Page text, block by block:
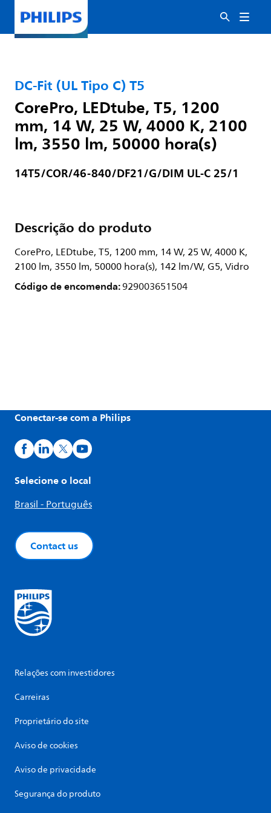
DC-Fit (UL Tipo C) T5
CorePro, LEDtube, T5, 1200
mm, 14 W, 25 W, 4000 K, 2100
lm, 3550 lm, 50000 hora(s)
14T5/COR/46-840/DF21/G/DIM UL-C 25/1
Descrição do produto
CorePro, LEDtube, T5, 1200 mm, 14 W, 25 W, 4000 K,
2100 lm, 3550 lm, 50000 hora(s), 142 lm/W, G5, Vidro
Código de encomenda:929003651504
Conectar-se com a Philips
Selecione o local
Brasil - Português
Contact us
Relações com investidores
Carreiras
Proprietário do site
Aviso de cookies
Aviso de privacidade
Segurança do produto